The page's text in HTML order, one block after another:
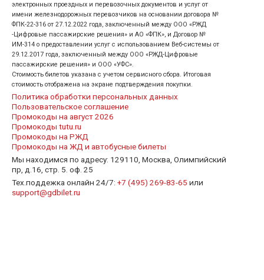
электронных проездных и перевозочных документов и услуг от
имени железнодорожных перевозчиков на основании договора №
ФПК-22-316 от 27.12.2022 года, заключенный между ООО «РЖД
-Цифровые пассажирские решения» и АО «ФПК», и Договор №
ИМ-314 о предоставлении услуг с использованием Веб-системы от
29.12.2017 года, заключенный между ООО «РЖД-Цифровые
пассажирские решения» и ООО «УФС».
Стоимость билетов указана с учетом сервисного сбора. Итоговая
стоимость отображена на экране подтверждения покупки.
Политика обработки персональных данных
Пользовательское соглашение
Промокоды на август 2026
Промокоды tutu.ru
Промокоды на РЖД
Промокоды на ЖД и автобусные билеты
Мы находимся по адресу: 129110, Москва, Олимпийский
пр, д.16, стр. 5. оф. 25
Тех.поддежка онлайн 24/7: +7 (495) 269-83-65 или
support@gdbilet.ru